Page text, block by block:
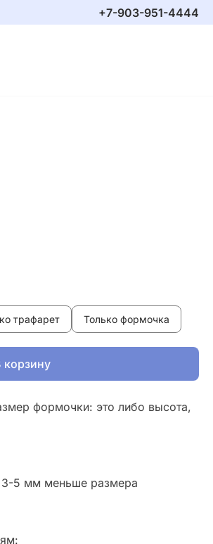
+7-903-951-4444
трафарет Только формочка
корзину
формочки: это либо высота,
3-5 мм меньше размера